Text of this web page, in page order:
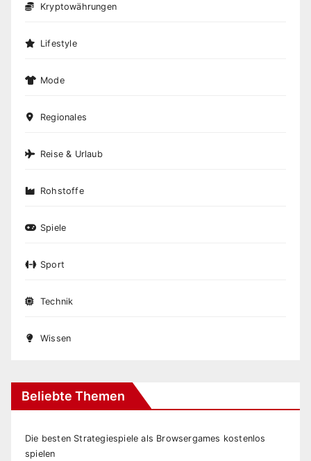
Kryptowährungen
Lifestyle
Mode
Regionales
Reise & Urlaub
Rohstoffe
Spiele
Sport
Technik
Wissen
Beliebte Themen
Die besten Strategiespiele als Browsergames kostenlos
spielen